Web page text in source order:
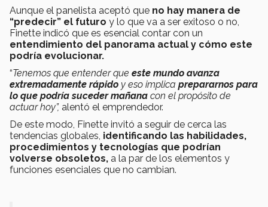
Aunque el panelista aceptó que no hay manera de
“predecir” el futuro y lo que va a ser exitoso o no,
Finette indicó que es esencial contar con un
entendimiento del panorama actual y cómo este
podría evolucionar.
“Tenemos que entender que este mundo avanza
extremadamente rápido y eso implica prepararnos para
lo que podría suceder mañana con el propósito de
actuar hoy”, alentó el emprendedor.
De este modo, Finette invitó a seguir de cerca las
tendencias globales, identificando las habilidades,
procedimientos y tecnologías que podrían
volverse obsoletos, a la par de los elementos y
funciones esenciales que no cambian.